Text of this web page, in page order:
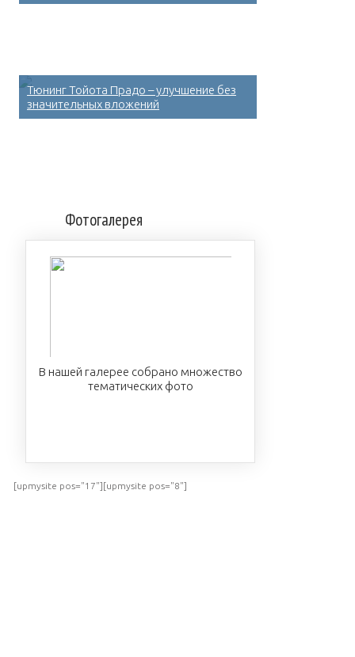
Тюнинг Тойота Прадо – улучшение без
значительных вложений
Фотогалерея
В нашей галерее собрано множество
тематических фото
[upmysite pos="17"][upmysite pos="8"]